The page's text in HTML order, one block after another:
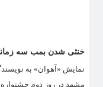
خنثی شدن بمب سه زمانه
نمایش «آهوان» به